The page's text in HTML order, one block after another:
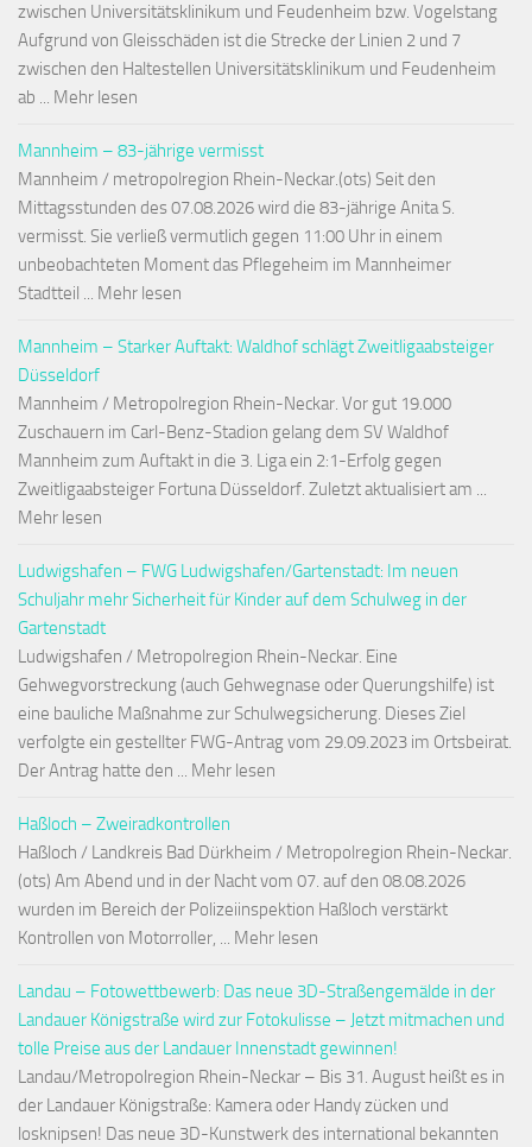
zwischen Universitätsklinikum und Feudenheim bzw. Vogelstang
Aufgrund von Gleisschäden ist die Strecke der Linien 2 und 7
zwischen den Haltestellen Universitätsklinikum und Feudenheim
ab ... Mehr lesen
Mannheim – 83-jährige vermisst
Mannheim / metropolregion Rhein-Neckar.(ots) Seit den
Mittagsstunden des 07.08.2026 wird die 83-jährige Anita S.
vermisst. Sie verließ vermutlich gegen 11:00 Uhr in einem
unbeobachteten Moment das Pflegeheim im Mannheimer
Stadtteil ... Mehr lesen
Mannheim – Starker Auftakt: Waldhof schlägt Zweitligaabsteiger
Düsseldorf
Mannheim / Metropolregion Rhein-Neckar. Vor gut 19.000
Zuschauern im Carl-Benz-Stadion gelang dem SV Waldhof
Mannheim zum Auftakt in die 3. Liga ein 2:1-Erfolg gegen
Zweitligaabsteiger Fortuna Düsseldorf. Zuletzt aktualisiert am ...
Mehr lesen
Ludwigshafen – FWG Ludwigshafen/Gartenstadt: Im neuen
Schuljahr mehr Sicherheit für Kinder auf dem Schulweg in der
Gartenstadt
Ludwigshafen / Metropolregion Rhein-Neckar. Eine
Gehwegvorstreckung (auch Gehwegnase oder Querungshilfe) ist
eine bauliche Maßnahme zur Schulwegsicherung. Dieses Ziel
verfolgte ein gestellter FWG-Antrag vom 29.09.2023 im Ortsbeirat.
Der Antrag hatte den ... Mehr lesen
Haßloch – Zweiradkontrollen
Haßloch / Landkreis Bad Dürkheim / Metropolregion Rhein-Neckar.
(ots) Am Abend und in der Nacht vom 07. auf den 08.08.2026
wurden im Bereich der Polizeiinspektion Haßloch verstärkt
Kontrollen von Motorroller, ... Mehr lesen
Landau – Fotowettbewerb: Das neue 3D-Straßengemälde in der
Landauer Königstraße wird zur Fotokulisse – Jetzt mitmachen und
tolle Preise aus der Landauer Innenstadt gewinnen!
Landau/Metropolregion Rhein-Neckar – Bis 31. August heißt es in
der Landauer Königstraße: Kamera oder Handy zücken und
losknipsen! Das neue 3D-Kunstwerk des international bekannten